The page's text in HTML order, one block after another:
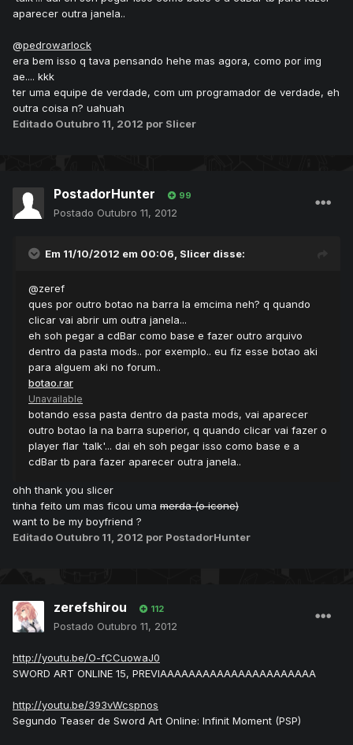
aparecer outra janela..
@pedrowarlock
era bem isso q tava pensando hehe mas agora, como por img
ae.... kkk
ter uma equipe de verdade, com um programador de verdade, eh
outra coisa n? uahuah
Editado Outubro 11, 2012 por Slicer
PostadorHunter 99
Postado Outubro 11, 2012
Em 11/10/2012 em 00:06, Slicer disse:
@zeref
ques por outro botao na barra la emcima neh? q quando
clicar vai abrir um outra janela...
eh soh pegar a cdBar como base e fazer outro arquivo
dentro da pasta mods.. por exemplo.. eu fiz esse botao aki
para alguem aki no forum..
botao.rar
Unavailable
botando essa pasta dentro da pasta mods, vai aparecer
outro botao la na barra superior, q quando clicar vai fazer o
player flar 'talk'... dai eh soh pegar isso como base e a
cdBar tb para fazer aparecer outra janela..
ohh thank you slicer
tinha feito um mas ficou uma merda (o icone)
want to be my boyfriend ?
Editado Outubro 11, 2012 por PostadorHunter
zerefshirou 112
Postado Outubro 11, 2012
http://youtu.be/O-fCCuowaJ0
SWORD ART ONLINE 15, PREVIAAAAAAAAAAAAAAAAAAAAAA
http://youtu.be/393vWcspnos
Segundo Teaser de Sword Art Online: Infinit Moment (PSP)